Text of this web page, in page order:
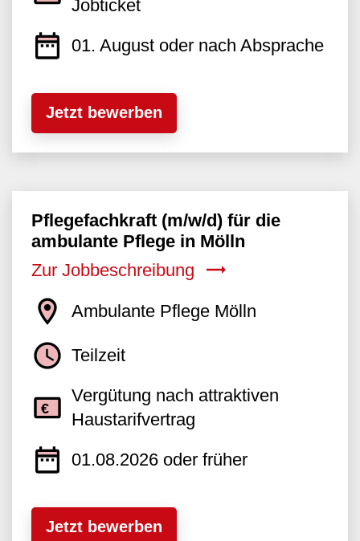
Jobticket
01. August oder nach Absprache
Jetzt bewerben
Pflegefachkraft (m/w/d) für die
ambulante Pflege in Mölln
Zur Jobbeschreibung
Ambulante Pflege Mölln
Teilzeit
Vergütung nach attraktiven
Haustarifvertrag
01.08.2026 oder früher
Jetzt bewerben